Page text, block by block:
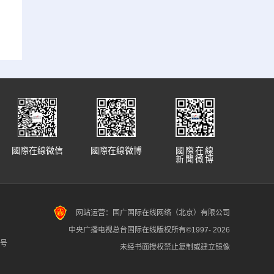
國際在線
新聞微博
國際在線微博
國際在線微信
网站运营：国广国际在线网络（北京）有限公司
中央广播电视总台国际在线版权所有©1997- 2026
未经书面授权禁止复制或建立镜像